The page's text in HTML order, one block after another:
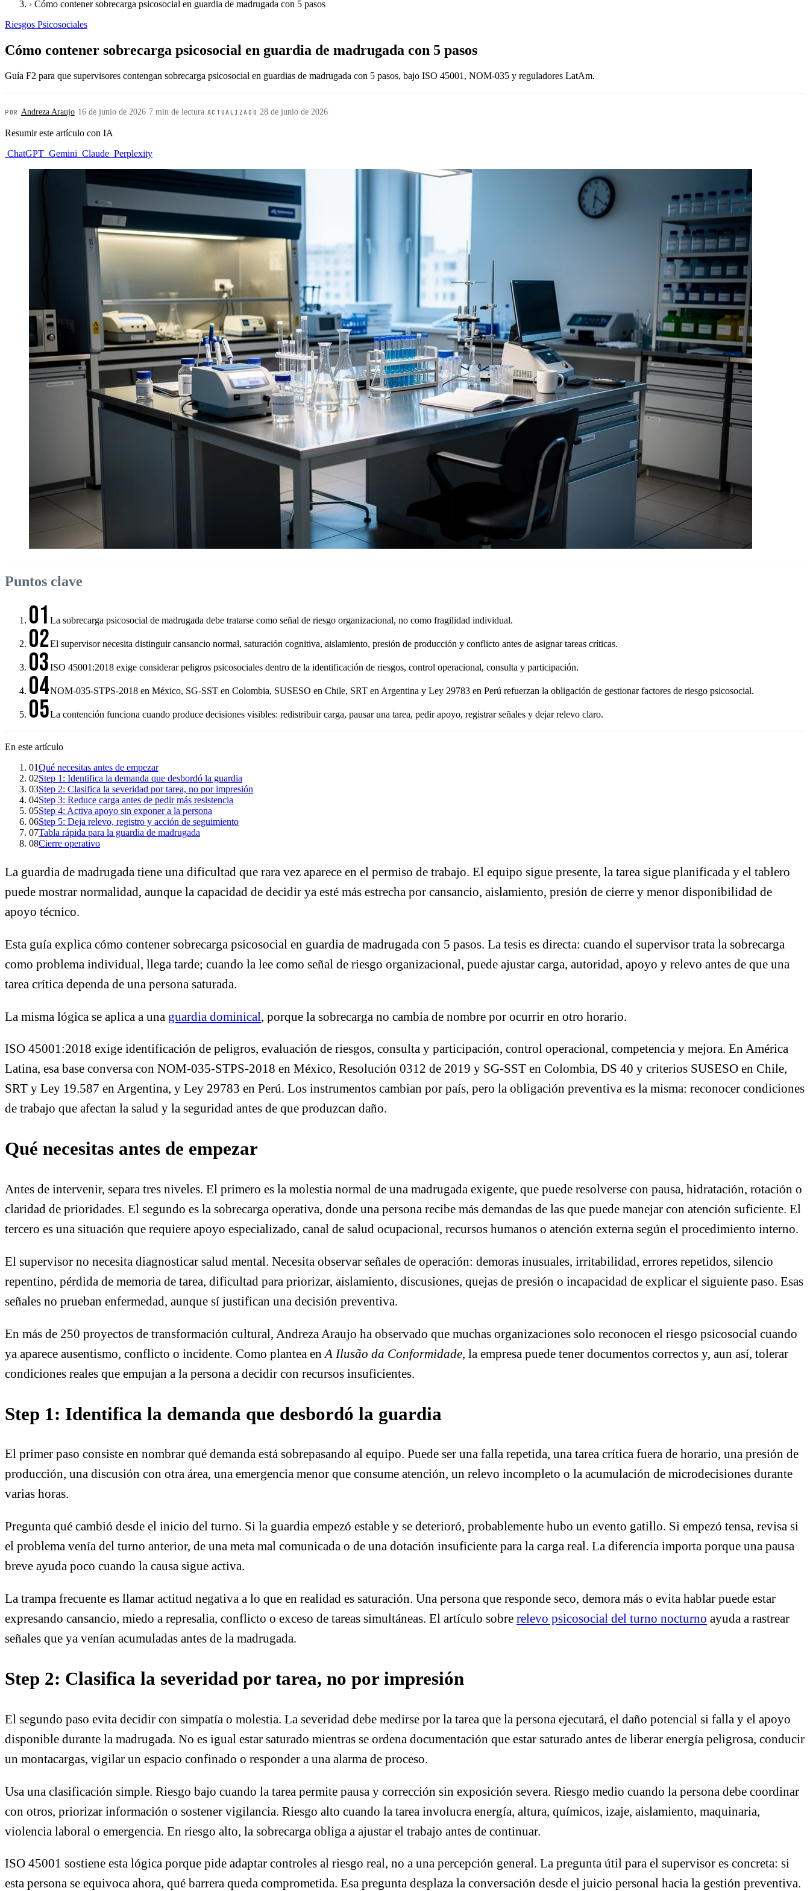
› Cómo contener sobrecarga psicosocial en guardia de madrugada con 5 pasos
Riesgos Psicosociales
Cómo contener sobrecarga psicosocial en guardia de madrugada con 5 pasos
Guía F2 para que supervisores contengan sobrecarga psicosocial en guardias de madrugada con 5 pasos, bajo ISO 45001, NOM-035 y reguladores LatAm.
POR Andreza Araujo· 16 de junio de 2026· 7 min de lectura· ACTUALIZADO 28 de junio de 2026
Resumir este artículo con IA
ChatGPT Gemini Claude Perplexity
Puntos clave
01 La sobrecarga psicosocial de madrugada debe tratarse como señal de riesgo organizacional, no como fragilidad individual.
02El supervisor necesita distinguir cansancio normal, saturación cognitiva, aislamiento, presión de producción y conflicto antes de asignar tareas críticas.
03ISO 45001:2018 exige considerar peligros psicosociales dentro de la identificación de riesgos, control operacional, consulta y participación.
04NOM-035-STPS-2018 en México, SG-SST en Colombia, SUSESO en Chile, SRT en Argentina y Ley 29783 en Perú refuerzan la obligación de gestionar factores de riesgo psicosocial.
05La contención funciona cuando produce decisiones visibles: redistribuir carga, pausar una tarea, pedir apoyo, registrar señales y dejar relevo claro.
En este artículo
01Qué necesitas antes de empezar
02Step 1: Identifica la demanda que desbordó la guardia
03Step 2: Clasifica la severidad por tarea, no por impresión
04Step 3: Reduce carga antes de pedir más resistencia
05Step 4: Activa apoyo sin exponer a la persona
06Step 5: Deja relevo, registro y acción de seguimiento
07Tabla rápida para la guardia de madrugada
08Cierre operativo
La guardia de madrugada tiene una dificultad que rara vez aparece en el permiso de trabajo. El equipo sigue presente, la tarea sigue planificada y el tablero
puede mostrar normalidad, aunque la capacidad de decidir ya esté más estrecha por cansancio, aislamiento, presión de cierre y menor disponibilidad de
apoyo técnico.
Esta guía explica cómo contener sobrecarga psicosocial en guardia de madrugada con 5 pasos. La tesis es directa: cuando el supervisor trata la sobrecarga
como problema individual, llega tarde; cuando la lee como señal de riesgo organizacional, puede ajustar carga, autoridad, apoyo y relevo antes de que una
tarea crítica dependa de una persona saturada.
La misma lógica se aplica a una guardia dominical , porque la sobrecarga no cambia de nombre por ocurrir en otro horario.
ISO 45001:2018 exige identificación de peligros, evaluación de riesgos, consulta y participación, control operacional, competencia y mejora. En América
Latina, esa base conversa con NOM-035-STPS-2018 en México, Resolución 0312 de 2019 y SG-SST en Colombia, DS 40 y criterios SUSESO en Chile,
SRT y Ley 19.587 en Argentina, y Ley 29783 en Perú. Los instrumentos cambian por país, pero la obligación preventiva es la misma: reconocer condiciones
de trabajo que afectan la salud y la seguridad antes de que produzcan daño.
Qué necesitas antes de empezar
Antes de intervenir, separa tres niveles. El primero es la molestia normal de una madrugada exigente, que puede resolverse con pausa, hidratación, rotación o
claridad de prioridades. El segundo es la sobrecarga operativa, donde una persona recibe más demandas de las que puede manejar con atención suficiente. El
tercero es una situación que requiere apoyo especializado, canal de salud ocupacional, recursos humanos o atención externa según el procedimiento interno.
El supervisor no necesita diagnosticar salud mental. Necesita observar señales de operación: demoras inusuales, irritabilidad, errores repetidos, silencio
repentino, pérdida de memoria de tarea, dificultad para priorizar, aislamiento, discusiones, quejas de presión o incapacidad de explicar el siguiente paso. Esas
señales no prueban enfermedad, aunque sí justifican una decisión preventiva.
En más de 250 proyectos de transformación cultural, Andreza Araujo ha observado que muchas organizaciones solo reconocen el riesgo psicosocial cuando
ya aparece ausentismo, conflicto o incidente. Como plantea en A Ilusão da Conformidade, la empresa puede tener documentos correctos y, aun así, tolerar
condiciones reales que empujan a la persona a decidir con recursos insuficientes.
Step 1: Identifica la demanda que desbordó la guardia
El primer paso consiste en nombrar qué demanda está sobrepasando al equipo. Puede ser una falla repetida, una tarea crítica fuera de horario, una presión de
producción, una discusión con otra área, una emergencia menor que consume atención, un relevo incompleto o la acumulación de microdecisiones durante
varias horas.
Pregunta qué cambió desde el inicio del turno. Si la guardia empezó estable y se deterioró, probablemente hubo un evento gatillo. Si empezó tensa, revisa si
el problema venía del turno anterior, de una meta mal comunicada o de una dotación insuficiente para la carga real. La diferencia importa porque una pausa
breve ayuda poco cuando la causa sigue activa.
La trampa frecuente es llamar actitud negativa a lo que en realidad es saturación. Una persona que responde seco, demora más o evita hablar puede estar
expresando cansancio, miedo a represalia, conflicto o exceso de tareas simultáneas. El artículo sobre relevo psicosocial del turno nocturno ayuda a rastrear
señales que ya venían acumuladas antes de la madrugada.
Step 2: Clasifica la severidad por tarea, no por impresión
El segundo paso evita decidir con simpatía o molestia. La severidad debe medirse por la tarea que la persona ejecutará, el daño potencial si falla y el apoyo
disponible durante la madrugada. No es igual estar saturado mientras se ordena documentación que estar saturado antes de liberar energía peligrosa, conducir
un montacargas, vigilar un espacio confinado o responder a una alarma de proceso.
Usa una clasificación simple. Riesgo bajo cuando la tarea permite pausa y corrección sin exposición severa. Riesgo medio cuando la persona debe coordinar
con otros, priorizar información o sostener vigilancia. Riesgo alto cuando la tarea involucra energía, altura, químicos, izaje, aislamiento, maquinaria,
violencia laboral o emergencia. En riesgo alto, la sobrecarga obliga a ajustar el trabajo antes de continuar.
ISO 45001 sostiene esta lógica porque pide adaptar controles al riesgo real, no a una percepción general. La pregunta útil para el supervisor es concreta: si
esta persona se equivoca ahora, qué barrera queda comprometida. Esa pregunta desplaza la conversación desde el juicio personal hacia la gestión preventiva.